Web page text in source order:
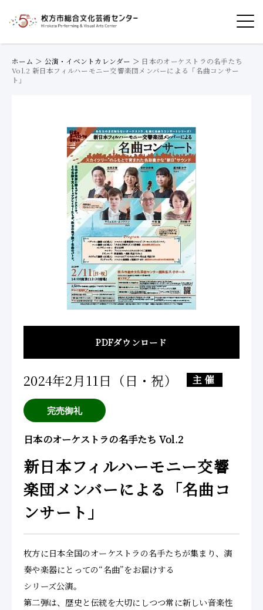
ホーム ＞ 公演・イベントカレンダー ＞ 日本のオーケストラの名手たち
Vol.2 新日本フィルハーモニー交響楽団メンバーによる「名曲コンサー
ト」
PDFダウンロード
2024年2月11日（日・祝） 主催
日本のオーケストラの名手たち Vol.2
新日本フィルハーモニー交響
楽団メンバーによる「名曲コ
ンサート」
枚方に日本全国のオーケストラの名手たちが集まり、演
奏や楽器にとっての“名曲”をお届けする
シリーズ公演。
第二弾は、歴史と伝統を大切にしつつ常に新しい音楽性